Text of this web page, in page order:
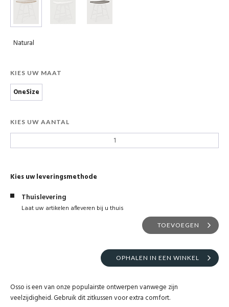
Natural
KIES UW MAAT
OneSize
KIES UW AANTAL
Kies uw leveringsmethode
Thuislevering
Laat uw artikelen afleveren bij u thuis
TOEVOEGEN
OPHALEN IN EEN WINKEL
Osso is een van onze populairste ontwerpen vanwege zijn
veelzijdigheid. Gebruik dit zitkussen voor extra comfort.